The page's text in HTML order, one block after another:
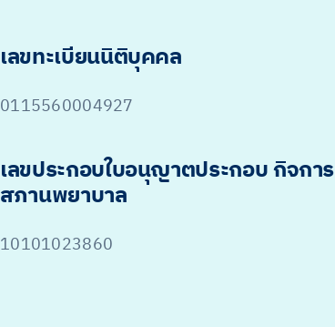
เลขทะเบียนนิติบุคคล
0115560004927
เลขประกอบใบอนุญาตประกอบ กิจการ
สภานพยาบาล
10101023860